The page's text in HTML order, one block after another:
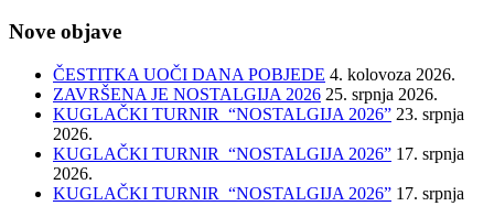
Nove objave
ČESTITKA UOČI DANA POBJEDE 4. kolovoza 2026.
ZAVRŠENA JE NOSTALGIJA 2026 25. srpnja 2026.
KUGLAČKI TURNIR “NOSTALGIJA 2026” 23. srpnja
2026.
KUGLAČKI TURNIR “NOSTALGIJA 2026” 17. srpnja
2026.
KUGLAČKI TURNIR “NOSTALGIJA 2026” 17. srpnja